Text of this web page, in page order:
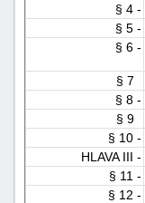
§ 4 -
§ 5 -
§ 6 -
§ 7
§ 8 -
§ 9
§ 10 -
HLAVA III -
§ 11 -
§ 12 -